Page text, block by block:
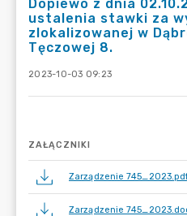
Dopiewo z dnia
ustalenia stawki za
zlokalizowanej w
Tęczowej 8.
2023-10-03 09:23
ZAŁĄCZNIKI
Zarządzenie
Zarządzenie